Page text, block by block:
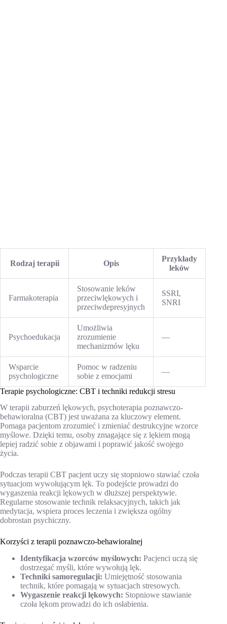
Rodzaj terapii Opis
Przykłady
leków
Farmakoterapia
Stosowanie leków
przeciwlękowych i
przeciwdepresyjnych
SSRI,
SNRI
Psychoedukacja
Umożliwia
zrozumienie
mechanizmów lęku
—
Wsparcie
psychologiczne
Pomoc w radzeniu
sobie z emocjami
—
Terapie psychologiczne: CBT i techniki redukcji stresu
W terapii zaburzeń lękowych, psychoterapia poznawczo-
behawioralna (CBT) jest uważana za kluczowy element.
Pomaga pacjentom zrozumieć i zmieniać destrukcyjne wzorce
myślowe. Dzięki temu, osoby zmagające się z lękiem mogą
lepiej radzić sobie z objawami i poprawić jakość swojego
życia.
Podczas terapii CBT pacjent uczy się stopniowo stawiać czoła
sytuacjom wywołującym lęk. To podejście prowadzi do
wygaszenia reakcji lękowych w dłuższej perspektywie.
Regularne stosowanie technik relaksacyjnych, takich jak
medytacja, wspiera proces leczenia i zwiększa ogólny
dobrostan psychiczny.
Korzyści z terapii poznawczo-behawioralnej
Identyfikacja wzorców myślowych: Pacjenci uczą się
dostrzegać myśli, które wywołują lęk.
Techniki samoregulacji: Umiejętność stosowania
technik, które pomagają w sytuacjach stresowych.
Wygaszenie reakcji lękowych: Stopniowe stawianie
czoła lękom prowadzi do ich osłabienia.